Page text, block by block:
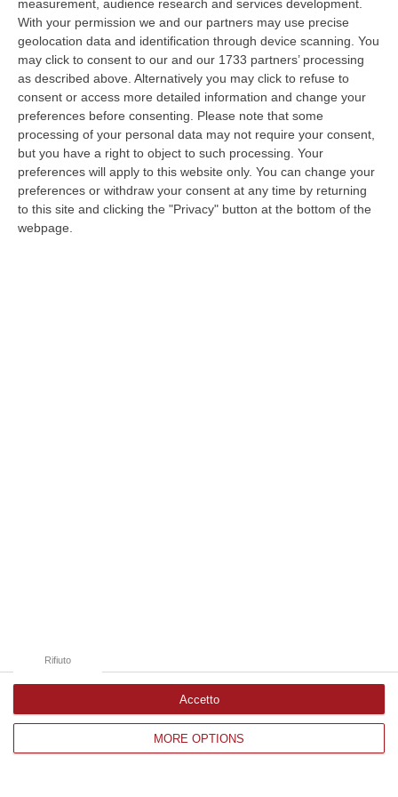
measurement, audience research and services development.
With your permission we and our partners may use precise
geolocation data and identification through device scanning. You
may click to consent to our and our 1733 partners’ processing
as described above. Alternatively you may click to refuse to
consent or access more detailed information and change your
preferences before consenting. Please note that some
processing of your personal data may not require your consent,
but you have a right to object to such processing. Your
preferences will apply to this website only. You can change your
preferences or withdraw your consent at any time by returning
to this site and clicking the "Privacy" button at the bottom of the
webpage.
MORE OPTIONS
Rifiuto
Accetto
Trasporto E Smaltimento Illecito Di Rifiuti, Tre Denunce Nel
Reggino
“REGGIO CALABRIA Prosegue senza sosta l’attività di contrasto ai reati
ambientali condotta dai Carabinieri del Comando Provinciale di Reggio…
07 Agosto, 12:10
Olivicoltura Vicina Al Collasso, Rischio Crisi Senza Precedenti
“ROMA A poche settimane dall’avvio della nuova campagna olearia, il
comparto olivicolo italiano vive una delle crisi più gravi della sua sto…
07 Agosto, 11:43
Corriere delle Calabria è una testata giornalistica di News&Com S.r.l